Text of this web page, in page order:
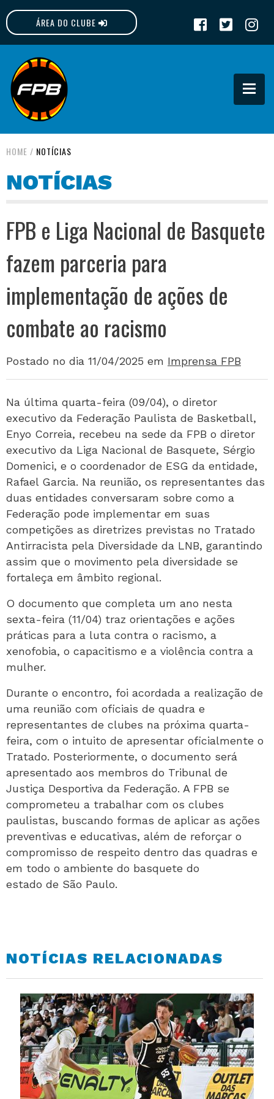
ÁREA DO CLUBE
FPB
HOME / NOTÍCIAS
NOTÍCIAS
FPB e Liga Nacional de Basquete
fazem parceria para
implementação de ações de
combate ao racismo
Postado no dia 11/04/2025 em Imprensa FPB
Na última quarta-feira (09/04), o diretor
executivo da Federação Paulista de Basketball,
Enyo Correia, recebeu na sede da FPB o diretor
executivo da Liga Nacional de Basquete, Sérgio
Domenici, e o coordenador de ESG da entidade,
Rafael Garcia. Na reunião, os representantes das
duas entidades conversaram sobre como a
Federação pode implementar em suas
competições as diretrizes previstas no Tratado
Antirracista pela Diversidade da LNB, garantindo
assim que o movimento pela diversidade se
fortaleça em âmbito regional.
O documento que completa um ano nesta
sexta-feira (11/04) traz orientações e ações
práticas para a luta contra o racismo, a
xenofobia, o capacitismo e a violência contra a
mulher.
Durante o encontro, foi acordada a realização de
uma reunião com oficiais de quadra e
representantes de clubes na próxima quarta-
feira, com o intuito de apresentar oficialmente o
Tratado. Posteriormente, o documento será
apresentado aos membros do Tribunal de
Justiça Desportiva da Federação. A FPB se
comprometeu a trabalhar com os clubes
paulistas, buscando formas de aplicar as ações
preventivas e educativas, além de reforçar o
compromisso de respeito dentro das quadras e
em todo o ambiente do basquete do
estado de São Paulo.
NOTÍCIAS RELACIONADAS